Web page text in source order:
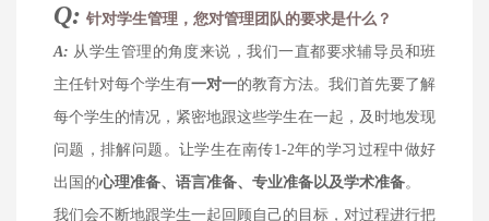
Q: 针对学生管理，您对管理团队的要求是什么？
A: 从学生管理的角度来说，我们一直都要求辅导员和班
主任针对每个学生有一对一的教育方法。我们首先要了解
每个学生的情况，紧密地跟这些学生在一起，及时地发现
问题，排解问题。让学生在南传1-2年的学习过程中做好
出国的心理准备、语言准备、专业准备以及学术准备。
我们会不断地跟学生一起回顾自己的目标，对过程进行把